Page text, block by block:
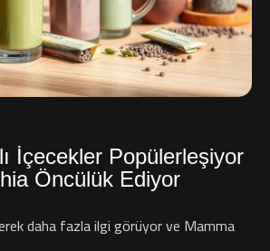
İçecekler Popülerleşiyor
Öncülük Ediyor
daha fazla ilgi görüyor ve Mamma